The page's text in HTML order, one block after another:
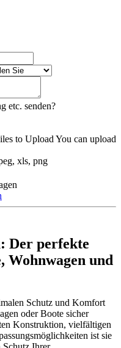
etc. senden?
to Upload You can upload
xls, png
Der perfekte
Wohnwagen und
Schutz und Komfort
oder Boote sicher
Konstruktion, vielfältigen
ist sie